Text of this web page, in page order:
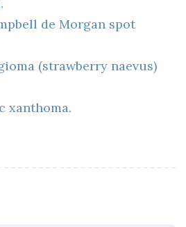
de Morgan spot
(strawberry naevus)
xanthoma.